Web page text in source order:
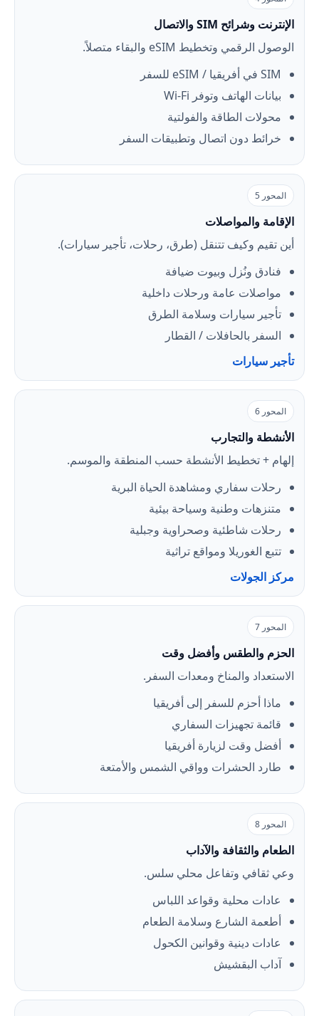
الإنترنت وشرائح SIM والاتصال
الوصول الرقمي وتخطيط eSIM والبقاء متصلاً.
SIM في أفريقيا / eSIM للسفر
بيانات الهاتف وتوفر Wi-Fi
محولات الطاقة والفولتية
خرائط دون اتصال وتطبيقات السفر
المحور 5
الإقامة والمواصلات
أين تقيم وكيف تتنقل (طرق، رحلات، تأجير سيارات).
فنادق ونُزل وبيوت ضيافة
مواصلات عامة ورحلات داخلية
تأجير سيارات وسلامة الطرق
السفر بالحافلات / القطار
تأجير سيارات
المحور 6
الأنشطة والتجارب
إلهام + تخطيط الأنشطة حسب المنطقة والموسم.
رحلات سفاري ومشاهدة الحياة البرية
متنزهات وطنية وسياحة بيئية
رحلات شاطئية وصحراوية وجبلية
تتبع الغوريلا ومواقع تراثية
مركز الجولات
المحور 7
الحزم والطقس وأفضل وقت
الاستعداد والمناخ ومعدات السفر.
ماذا أحزم للسفر إلى أفريقيا
قائمة تجهيزات السفاري
أفضل وقت لزيارة أفريقيا
طارد الحشرات وواقي الشمس والأمتعة
المحور 8
الطعام والثقافة والآداب
وعي ثقافي وتفاعل محلي سلس.
عادات محلية وقواعد اللباس
أطعمة الشارع وسلامة الطعام
عادات دينية وقوانين الكحول
آداب البقشيش